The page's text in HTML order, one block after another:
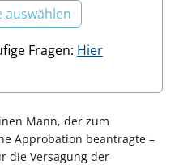
auswählen
Fragen: Hier
Mann, der zum
Approbation beantragte –
die Versagung der